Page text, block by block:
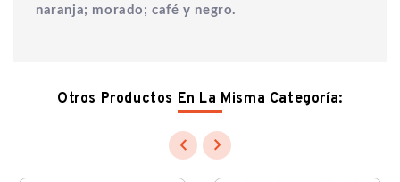
naranja; morado; café y negro.
Otros Productos En La Misma Categoría:
 